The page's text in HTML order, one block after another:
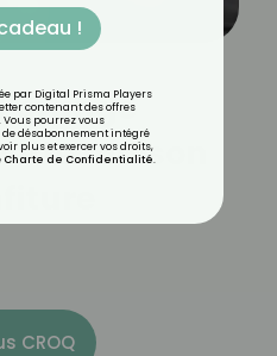
maison
CROQ
!
par Digital Prisma Players
contenant des offres
pourrez vous
désabonnement intégré
plus et exercer vos droits,
Charte de Confidentialité.